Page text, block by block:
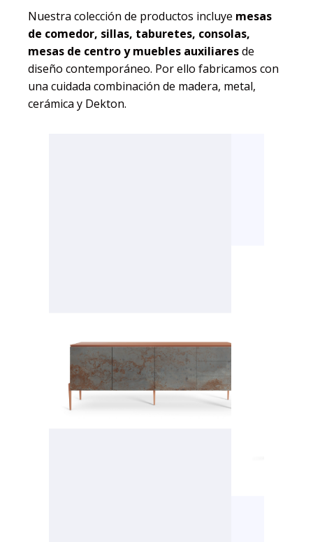
Nuestra colección de productos incluye mesas
de comedor, sillas, taburetes, consolas,
mesas de centro y muebles auxiliaresde
diseño contemporáneo. Por ello fabricamos con
una cuidada combinación de madera, metal,
cerámica y Dekton.